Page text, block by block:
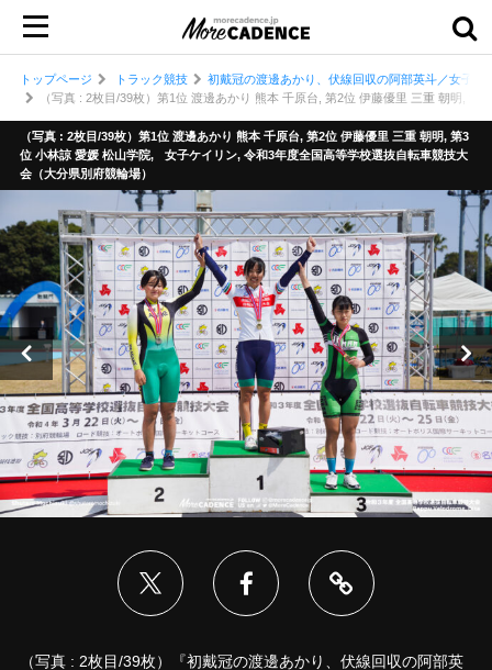
トップページ トラック競技
初戴冠の渡邊あかり、伏線回収の阿部英斗／女子
（写真 : 2枚目/39枚）第1位 渡邊あかり 熊本 千原台, 第2位 伊藤優里 三重 朝明,
（写真 : 2枚目/39枚）第1位 渡邊あかり 熊本 千原台, 第2位 伊藤優里 三重 朝明, 第3
位 小林諒 愛媛 松山学院, 女子ケイリン, 令和3年度全国高等学校選抜自転車競技大
会（大分県別府競輪場）
（写真 : 2枚目/39枚）『初戴冠の渡邊あかり、伏線回収の阿部英